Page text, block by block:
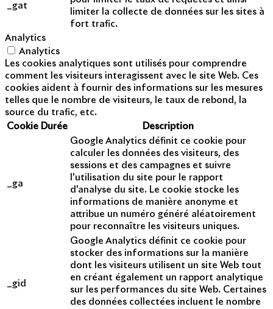
_gat
limiter la collecte de données sur les sites à
fort trafic.
Analytics
Analytics
Les cookies analytiques sont utilisés pour comprendre
comment les visiteurs interagissent avec le site Web. Ces
cookies aident à fournir des informations sur les mesures
telles que le nombre de visiteurs, le taux de rebond, la
source du trafic, etc.
Cookie Durée Description
_ga
Google Analytics définit ce cookie pour
calculer les données des visiteurs, des
sessions et des campagnes et suivre
l'utilisation du site pour le rapport
d'analyse du site. Le cookie stocke les
informations de manière anonyme et
attribue un numéro généré aléatoirement
pour reconnaître les visiteurs uniques.
_gid
Google Analytics définit ce cookie pour
stocker des informations sur la manière
dont les visiteurs utilisent un site Web tout
en créant également un rapport analytique
sur les performances du site Web. Certaines
des données collectées incluent le nombre